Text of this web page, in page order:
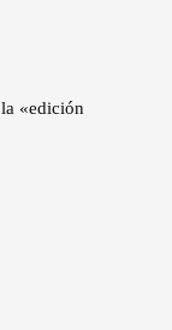
«edición